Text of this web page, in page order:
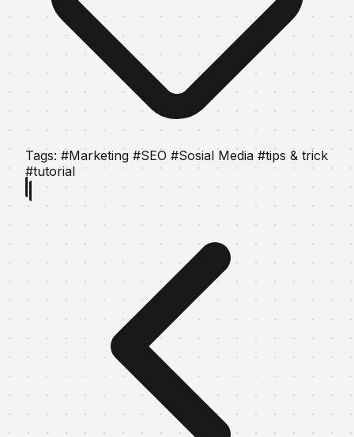
Tags: #Marketing #SEO #Sosial Media #tips & trick
#tutorial